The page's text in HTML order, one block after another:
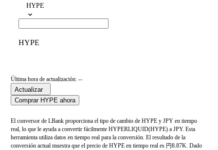
HYPE
HYPE
Última hora de actualización: --
Actualizar
Comprar HYPE ahora
El conversor de LBank proporciona el tipo de cambio de HYPE y JPY en tiempo
real, lo que le ayuda a convertir fácilmente HYPERLIQUID(HYPE) a JPY. Esta
herramienta utiliza datos en tiempo real para la conversión. El resultado de la
conversión actual muestra que el precio de HYPE en tiempo real es 円8.87K. Dado